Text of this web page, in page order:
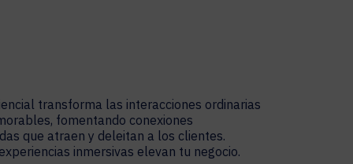
transforma las interacciones ordinarias
fomentando conexiones
que atraen y deleitan a los clientes.
inmersivas elevan tu negocio.